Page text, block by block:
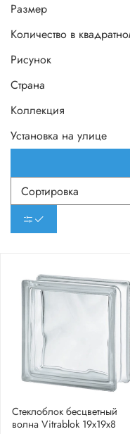
Стеклоблок бесцветный
волна Vitrablok 19х19х8
Размер
Количество в
Рисунок
Страна
Коллекция
Установка на улице